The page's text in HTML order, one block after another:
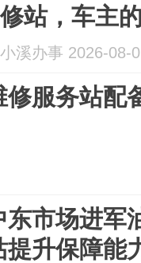
修站，车主
担？
小溪办事 2026-08-
服务站配
市场进军
升保障能